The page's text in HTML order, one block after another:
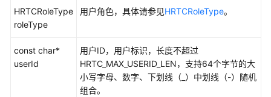
共
担
HRTCRoleType
roleType
用户角色，具体请参见HRTCRoleType。
const char*
userId
用户ID，用户标识，长度不超过
HRTC_MAX_USERID_LEN，支持64个字节的大
小写字母、数字、下划线（_）中划线（-）随机
组合。